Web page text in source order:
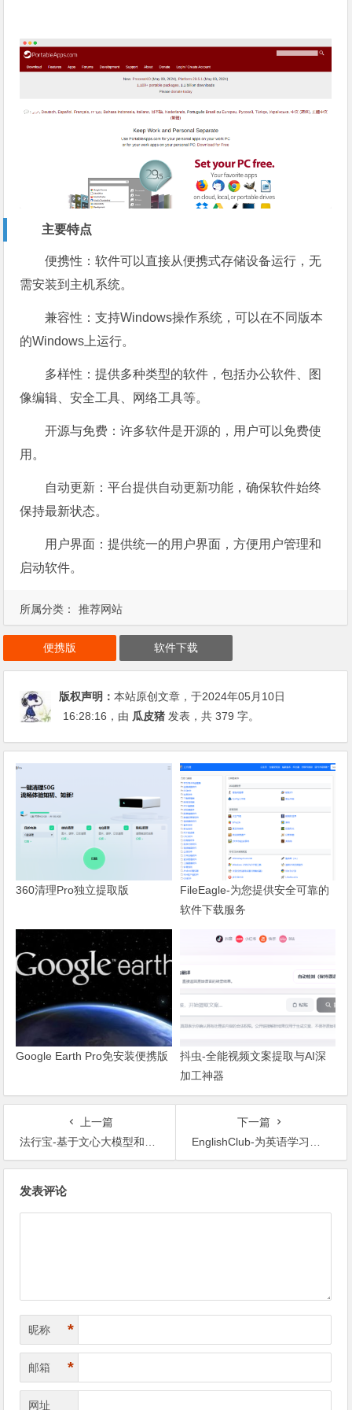
主要特点
便携性：软件可以直接从便携式存储设备运行，无
需安装到主机系统。
兼容性：支持Windows操作系统，可以在不同版本
的Windows上运行。
多样性：提供多种类型的软件，包括办公软件、图
像编辑、安全工具、网络工具等。
开源与免费：许多软件是开源的，用户可以免费使
用。
自动更新：平台提供自动更新功能，确保软件始终
保持最新状态。
用户界面：提供统一的用户界面，方便用户管理和
启动软件。
所属分类： 推荐网站
便携版 软件下载
版权声明：本站原创文章，于2024年05月10日
16:28:16 ，由 瓜皮猪 发表，共 379 字。
360清理Pro独立提取版
FileEagle-为您提供安全可靠的
软件下载服务
Google Earth Pro免安装便携版
抖虫-全能视频文案提取与AI深
加工神器
上一篇
法行宝-基于文心大模型和法律知识图谱，快速回答法律问题
下一篇
EnglishClub-为英语学习者和教师提供资源的网站
发表评论
昵称 *
邮箱 *
网址